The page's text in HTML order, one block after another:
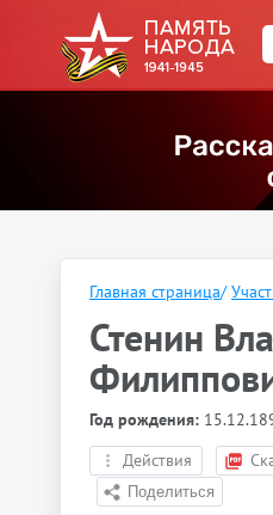
Главная страница/
Стенин
Год рождения:
Действия